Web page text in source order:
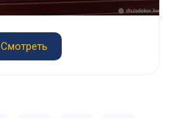
Смотреть